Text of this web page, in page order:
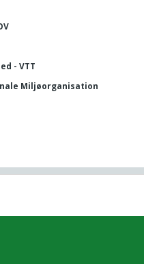
- VTT
Miljøorganisation